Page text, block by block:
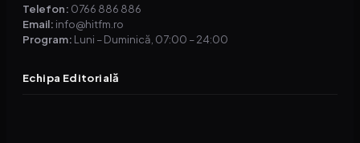
Telefon: 0766 886 886
Email: info@hitfm.ro
Program: Luni – Duminică, 07:00 – 24:00
Echipa Editorială